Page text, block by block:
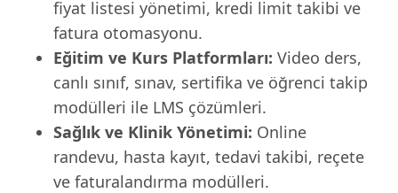
fiyat listesi yönetimi, kredi limit takibi ve
fatura otomasyonu.
Eğitim ve Kurs Platformları: Video ders,
canlı sınıf, sınav, sertifika ve öğrenci takip
modülleri ile LMS çözümleri.
Sağlık ve Klinik Yönetimi: Online
randevu, hasta kayıt, tedavi takibi, reçete
ve faturalandırma modülleri.